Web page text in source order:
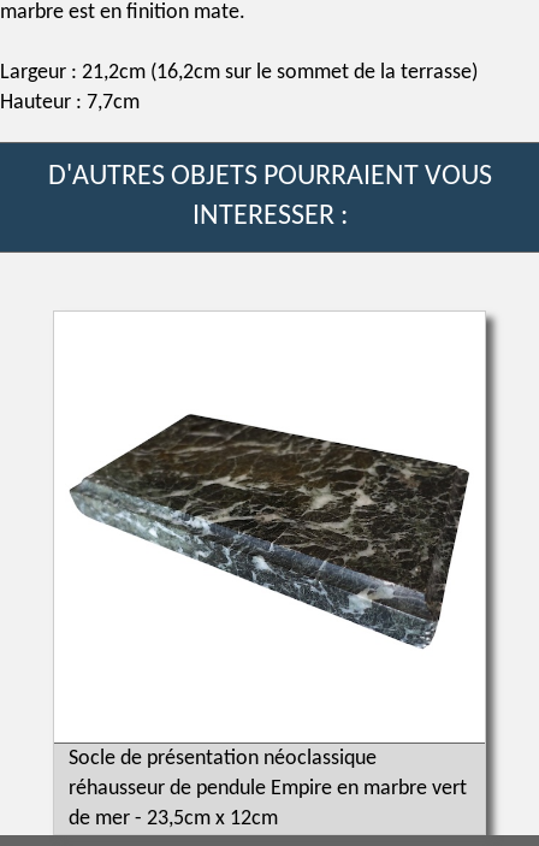
marbre est en finition mate.
Largeur : 21,2cm (16,2cm sur le sommet de la terrasse)
Hauteur : 7,7cm
D'AUTRES OBJETS POURRAIENT VOUS
INTERESSER :
Socle de présentation néoclassique
réhausseur de pendule Empire en marbre vert
de mer - 23,5cm x 12cm